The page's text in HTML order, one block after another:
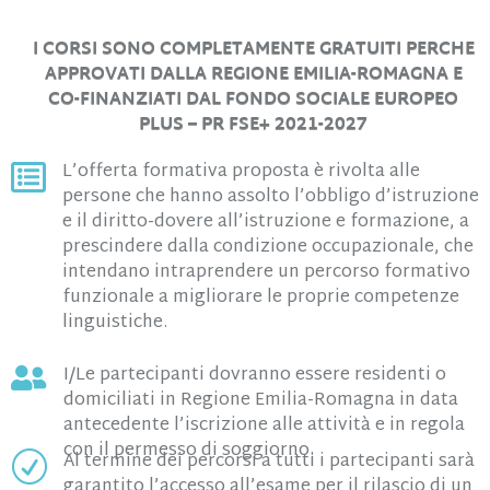
I CORSI SONO COMPLETAMENTE GRATUITI PERCHE
APPROVATI DALLA REGIONE EMILIA-ROMAGNA E
CO-FINANZIATI DAL FONDO SOCIALE EUROPEO
PLUS – PR FSE+ 2021-2027
 L’offerta formativa proposta è rivolta alle
persone che hanno assolto l’obbligo d’istruzione
e il diritto-dovere all’istruzione e formazione, a
prescindere dalla condizione occupazionale, che
intendano intraprendere un percorso formativo
funzionale a migliorare le proprie competenze
linguistiche.
 I/Le partecipanti dovranno essere residenti o
domiciliati in Regione Emilia-Romagna in data
antecedente l’iscrizione alle attività e in regola
con il permesso di soggiorno.
R Al termine dei percorsi a tutti i partecipanti sarà